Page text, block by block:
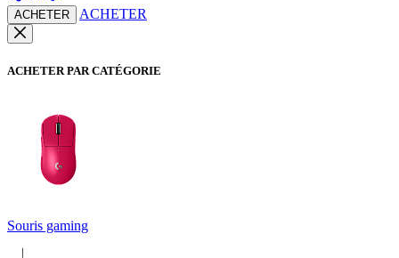
ACHETER ACHETER
ACHETER PAR CATÉGORIE
Souris gaming